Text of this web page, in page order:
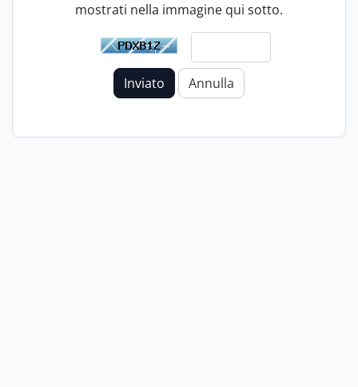
mostrati nella immagine qui sotto.
Inviato Annulla